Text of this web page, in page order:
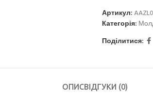
Артикул:
Категорія:
Поділитися:
ОПИСВІДГУКИ (0)